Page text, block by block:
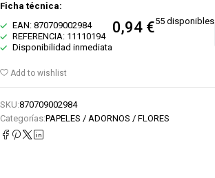
Ficha técnica:
EAN: 870709002984
REFERENCIA: 11110194
Disponibilidad inmediata
0,94 €55 disponibles
Add to wishlist
SKU:870709002984
Categorías:PAPELES / ADORNOS / FLORES